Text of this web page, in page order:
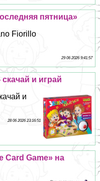
пятница»
Fiorillo
29 06 2026 9:41:57
и играй
и
28 06 2026 23:16:51
Card Game» на